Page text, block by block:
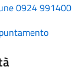
0924 991400